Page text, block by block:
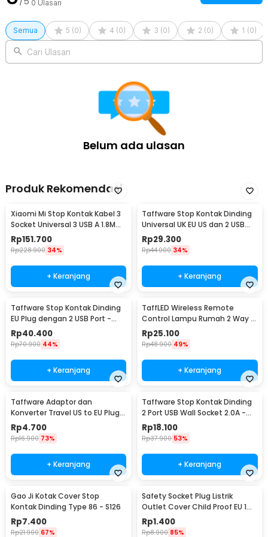
0 Ulasan
Semua 5 (0) 4 (0) 3 (0) 2 (0) 1 (0)
Cari Ulasan
Belum ada ulasan
Produk Rekomendasi
Xiaomi Mi Stop Kontak Kabel 3
Socket Universal 3 USB A 1.8M
250V 2500W - XMCXB01QMN
(ORIGINAL)
Rp151.700
Rp228.900 34%
+ Keranjang
Taffware Stop Kontak Dinding
Universal UK EU US dan 2 USB
Port - ATH1
Rp29.300
Rp44.000 34%
+ Keranjang
Taffware Stop Kontak Dinding
EU Plug dengan 2 USB Port -
SCN2
Rp40.400
Rp70.900 44%
+ Keranjang
TaffLED Wireless Remote
Control Lampu Rumah 2 Way -
YAM802
Rp25.100
Rp48.900 49%
+ Keranjang
Taffware Adaptor dan
Konverter Travel US to EU Plug
10A 250V 1 PCS - WN-20
Rp4.700
Rp16.900 73%
+ Keranjang
Taffware Stop Kontak Dinding
2 Port USB Wall Socket 2.0A -
ES-USB-2
Rp18.100
Rp37.900 53%
+ Keranjang
Gao Ji Kotak Cover Stop
Kontak Dinding Type 86 - S126
Rp7.400
Rp21.900 67%
Safety Socket Plug Listrik
Outlet Cover Child Proof EU 1
PCS
Rp1.400
Rp8.900 85%